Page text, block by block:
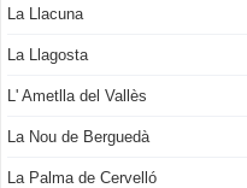
La Llacuna
La Llagosta
L' Ametlla del Vallès
La Nou de Berguedà
La Palma de Cervelló